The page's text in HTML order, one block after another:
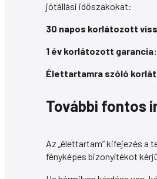
jótállási időszakokat:
30 napos korlátozott
1 év korlátozott garancia:
Élettartamra szóló
További fontos
Az „élettartam” kifejezés a
fényképes bizonyítékot